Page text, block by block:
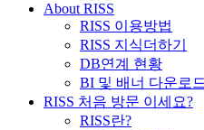
About RISS
RISS 이용방법
RISS 지식더하기
DB연계 현황
BI 및 배너 다운로드
RISS 처음 방문 이세요?
RISS란?